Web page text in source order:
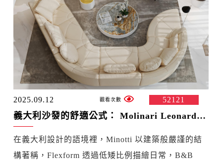
2025.09.12 52121
義大利沙發的舒適公式： Molinari Leonardo的幾何語言 —— 與 Minotti、Flexform、B&B 的設計共鳴
在義大利設計的語境裡，Minotti 以建築般嚴謹的結
構著稱，Flexform 透過低矮比例描繪日常，B&B